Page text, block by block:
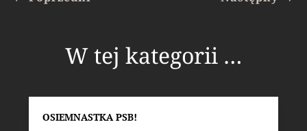
W tej kategorii …
OSIEMNASTKA PSB!